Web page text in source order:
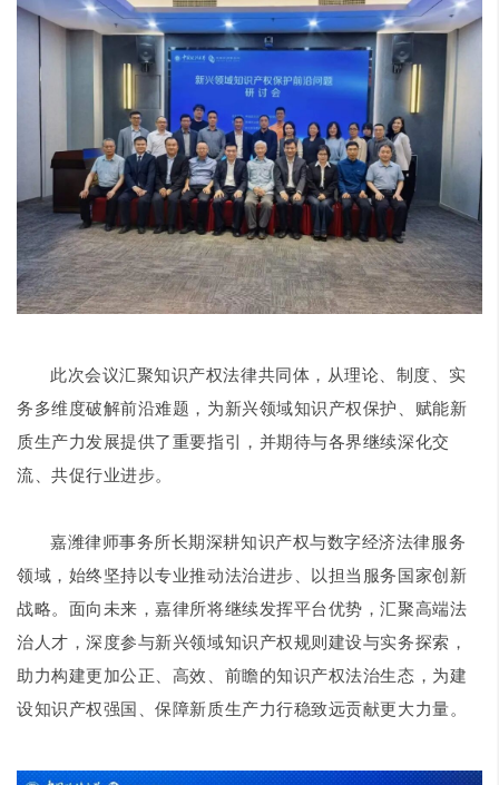
此次会议汇聚知识产权法律共同体，从理论、制度、实
务多维度破解前沿难题，为新兴领域知识产权保护、赋能新
质生产力发展提供了重要指引，并期待与各界继续深化交
流、共促行业进步。
嘉潍律师事务所长期深耕知识产权与数字经济法律服务
领域，始终坚持以专业推动法治进步、以担当服务国家创新
战略。面向未来，嘉律所将继续发挥平台优势，汇聚高端法
治人才，深度参与新兴领域知识产权规则建设与实务探索，
助力构建更加公正、高效、前瞻的知识产权法治生态，为建
设知识产权强国、保障新质生产力行稳致远贡献更大力量。